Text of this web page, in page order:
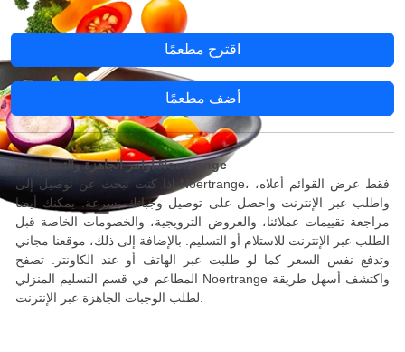
اقترح مطعمًا
أضف مطعمًا
أوامر الجاهزة والتسليم في Noertrange
إذا كنت تبحث عن توصيل إلى Noertrange، فقط عرض القوائم أعلاه،
واطلب عبر الإنترنت واحصل على توصيل وجباتك بسرعة. يمكنك أيضا
مراجعة تقييمات عملائنا، والعروض الترويجية، والخصومات الخاصة قبل
الطلب عبر الإنترنت للاستلام أو التسليم. بالإضافة إلى ذلك، موقعنا مجاني
وتدفع نفس السعر كما لو طلبت عبر الهاتف أو عند الكاونتر. تصفح
المطاعم في قسم التسليم المنزلي Noertrange واكتشف أسهل طريقة